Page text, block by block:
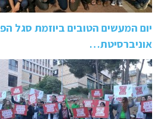
יום המעשים הטובים ביוזמת סגל
אוניברסיטת…